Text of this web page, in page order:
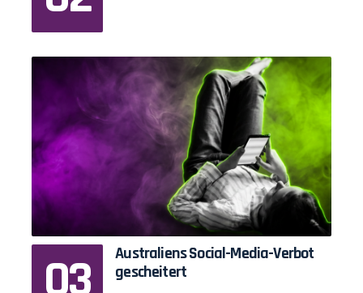
Australiens Social-Media-Verbot
gescheitert